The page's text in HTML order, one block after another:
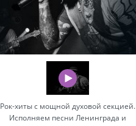
Рок-хиты с мощной духовой секцией.
Исполняем песни Ленинграда и